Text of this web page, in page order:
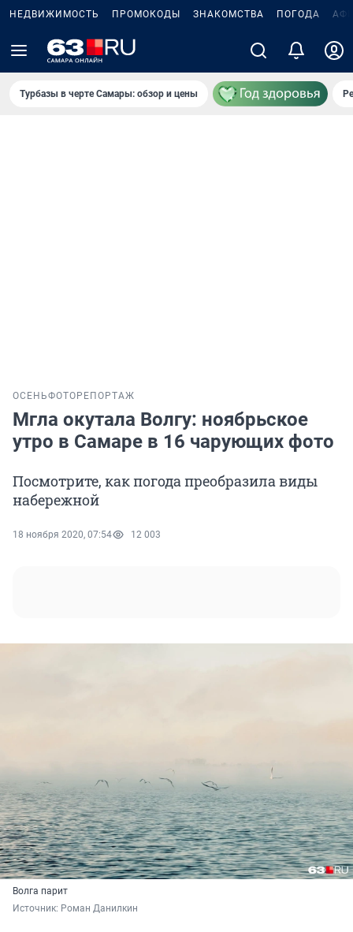
НЕДВИЖИМОСТЬ ПРОМОКОДЫ ЗНАКОМСТВА ПОГОДА
Турбазы в черте Самары: обзор и цены
ОСЕНЬФОТОРЕПОРТАЖ
Мгла окутала Волгу: ноябрьское
утро в Самаре в 16 чарующих фото
Посмотрите, как погода преобразила виды
набережной
18 ноября 2020, 07:54 12 003
Волга парит
Источник: Роман Данилкин